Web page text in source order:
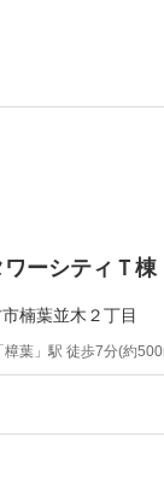
ワーシティＴ棟
楠葉並木２丁目
樟葉」駅 徒歩7分(約